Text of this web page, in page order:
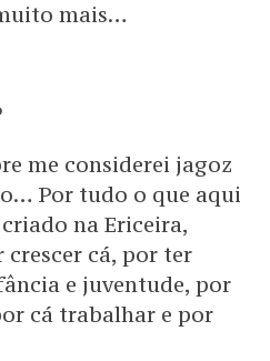
mais…
me considerei jagoz
Por tudo o que aqui
na Ericeira,
crescer cá, por ter
e juventude, por
cá trabalhar e por